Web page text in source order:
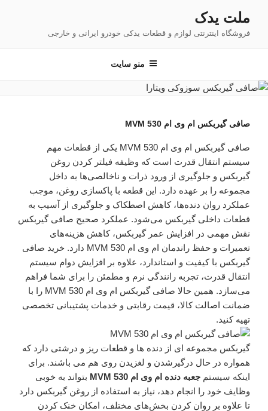
محتوا
ملت یدک
فروشگاه اینترنتی لوازم و قطعات یدکی خودرو ایرانی و خارجی
منو سایت
صافی گیربکس ام وی ام 530 MVM
صافی گیربکس ام وی ام 530 MVM یکی از قطعات مهم
سیستم انتقال قدرت است که وظیفه فیلتر کردن روغن
گیربکس و جلوگیری از ورود ذرات و ناخالصی‌ها به داخل
مجموعه را بر عهده دارد. این قطعه با پاکسازی روغن، موجب
عملکرد روان دنده‌ها، کاهش اصطکاک و جلوگیری از آسیب به
قطعات داخلی گیربکس می‌شود. عملکرد صحیح صافی گیربکس
نقش مهمی در افزایش عمر گیربکس، کاهش هزینه‌های
تعمیرات و حفظ راندمان ام وی ام 530 MVM دارد. خرید صافی
گیربکس با کیفیت و استاندارد، علاوه بر افزایش دوام سیستم
انتقال قدرت، تجربه رانندگی نرم و مطمئن را برای شما فراهم
می‌سازد. همین حالا صافی گیربکس ام وی ام 530 MVM را با
ضمانت اصالت کالا، قیمت رقابتی و خدمات پشتیبانی تخصصی
تهیه کنید.
گیربکس مجموعه ای از دنده ها و قطعات ریز و درشتی دارد که
همواره در حال درگیرشدن و لغزیدن روی هم می باشند. برای
اینکه سیستم جعبه دنده ام وی ام 530 MVM
بتواند به خوبی
وظایف خود را انجام دهد، نیاز به استفاده از روغن گیربکس دارد
تا علاوه بر روان کردن بخش‌های مختلف، امکان خنک کردن